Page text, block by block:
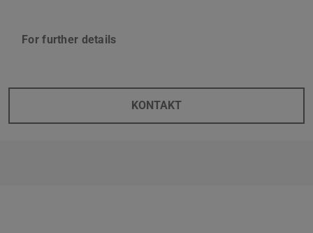
For further details
KONTAKT